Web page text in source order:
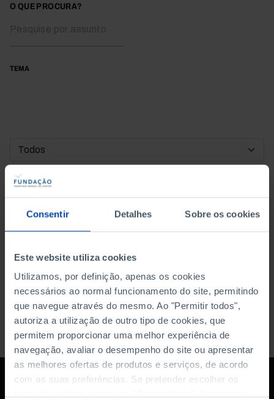
Consentir Detalhes Sobre os cookies
Este website utiliza cookies
Utilizamos, por definição, apenas os cookies
necessários ao normal funcionamento do site, permitindo
que navegue através do mesmo. Ao "Permitir todos",
autoriza a utilização de outro tipo de cookies, que
permitem proporcionar uma melhor experiência de
navegação, avaliar o desempenho do site ou apresentar
as melhores ofertas de produtos e serviços, de acordo
com as suas preferências. Se pretender escolher os
O QUE PROCURA?
TEMA
DATA DE INÍCIO
DATA DE FIM